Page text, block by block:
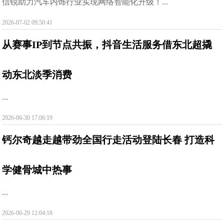
信锐助力汽车内饰行业实现网络智能化升级！...
2026-07-02 09:50:41
从赛事IP到节点共振，抖音生活服务借东北超撬
动东北淡季消费
...
2026-06-30 17:06:19
钙尔奇越走越带劲全国行走活动登陆长春 打造科
学健骨城中热事
...
2026-06-29 12:04:18